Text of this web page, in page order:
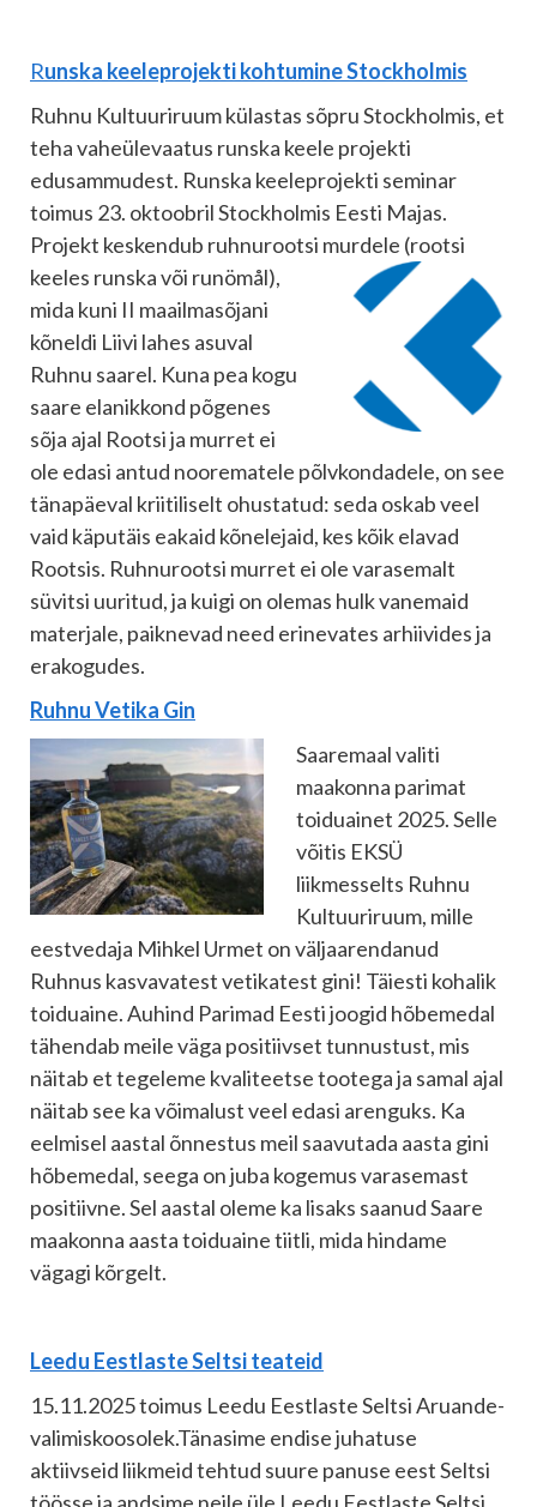
Runska keeleprojekti kohtumine Stockholmis
Ruhnu Kultuuriruum külastas sõpru Stockholmis, et
teha vaheülevaatus runska keele projekti
edusammudest. Runska keeleprojekti seminar
toimus 23. oktoobril Stockholmis Eesti Majas.
Projekt keskendub ruhnurootsi murdele (rootsi
keeles runska või runömål),
mida kuni II maailmasõjani
kõneldi Liivi lahes asuval
Ruhnu saarel. Kuna pea kogu
saare elanikkond põgenes
sõja ajal Rootsi ja murret ei
ole edasi antud noorematele põlvkondadele, on see
tänapäeval kriitiliselt ohustatud: seda oskab veel
vaid käputäis eakaid kõnelejaid, kes kõik elavad
Rootsis. Ruhnurootsi murret ei ole varasemalt
süvitsi uuritud, ja kuigi on olemas hulk vanemaid
materjale, paiknevad need erinevates arhiivides ja
erakogudes.
Ruhnu Vetika Gin
Saaremaal valiti
maakonna parimat
toiduainet 2025. Selle
võitis EKSÜ
liikmesselts Ruhnu
Kultuuriruum, mille
eestvedaja Mihkel Urmet on väljaarendanud
Ruhnus kasvavatest vetikatest gini! Täiesti kohalik
toiduaine. Auhind Parimad Eesti joogid hõbemedal
tähendab meile väga positiivset tunnustust, mis
näitab et tegeleme kvaliteetse tootega ja samal ajal
näitab see ka võimalust veel edasi arenguks. Ka
eelmisel aastal õnnestus meil saavutada aasta gini
hõbemedal, seega on juba kogemus varasemast
positiivne. Sel aastal oleme ka lisaks saanud Saare
maakonna aasta toiduaine tiitli, mida hindame
vägagi kõrgelt.
Leedu Eestlaste Seltsi teateid
15.11.2025 toimus Leedu Eestlaste Seltsi Aruande-
valimiskoosolek.Tänasime endise juhatuse
aktiivseid liikmeid tehtud suure panuse eest Seltsi